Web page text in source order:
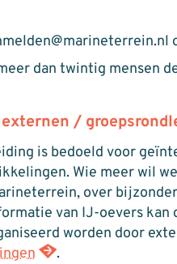
dan twintig mensen
/
is bedoeld voor
Wie meer wil
over
van IJ-oevers kan
worden door
.